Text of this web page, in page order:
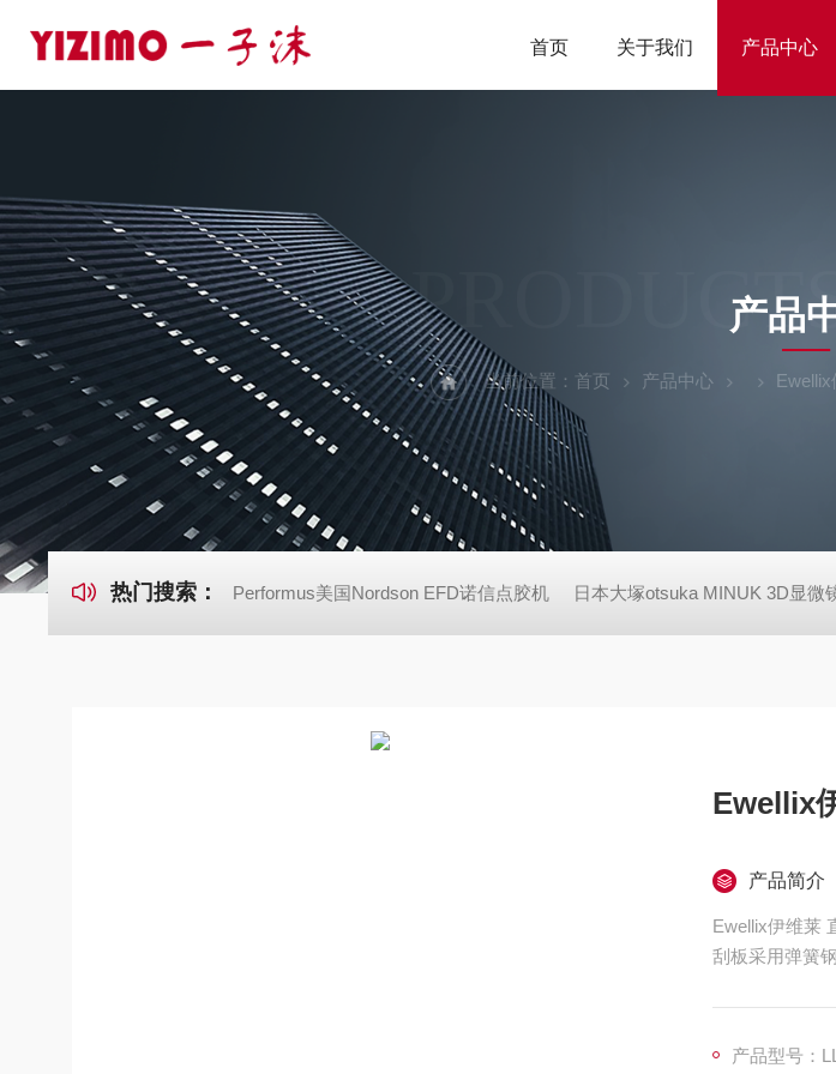
首页 关于我们 产品中心
产品
当前位置： 首页 产品中心 Ewellix
热门搜索： Performus美国Nordson EFD诺信点胶机 日本大塚otsuka MINUK 3D显微
Ewellix
产品简介
Ewellix伊维莱
刮板采用弹簧
产品型号：